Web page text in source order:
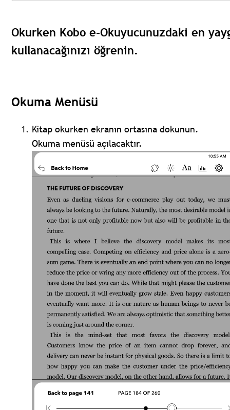
Okurken Kobo e-Okuyucunuzdaki en
kullanacağınızı öğrenin.
Okuma Menüsü
Kitap okurken ekranın ortasına dokunun.
Okuma menüsü açılacaktır.